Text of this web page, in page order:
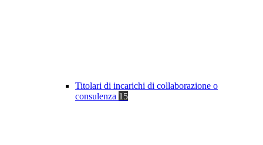
Titolari di incarichi di collaborazione o
consulenza 15